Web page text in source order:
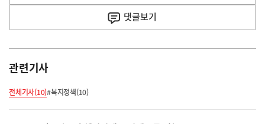
댓글보기
관련기사
전체기사(10)#복지정책(10)